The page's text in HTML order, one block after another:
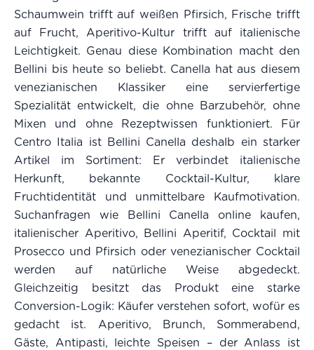
Schaumwein trifft auf weißen Pfirsich, Frische trifft
auf Frucht, Aperitivo-Kultur trifft auf italienische
Leichtigkeit. Genau diese Kombination macht den
Bellini bis heute so beliebt. Canella hat aus diesem
venezianischen Klassiker eine servierfertige
Spezialität entwickelt, die ohne Barzubehör, ohne
Mixen und ohne Rezeptwissen funktioniert. Für
Centro Italia ist Bellini Canella deshalb ein starker
Artikel im Sortiment: Er verbindet italienische
Herkunft, bekannte Cocktail-Kultur, klare
Fruchtidentität und unmittelbare Kaufmotivation.
Suchanfragen wie Bellini Canella online kaufen,
italienischer Aperitivo, Bellini Aperitif, Cocktail mit
Prosecco und Pfirsich oder venezianischer Cocktail
werden auf natürliche Weise abgedeckt.
Gleichzeitig besitzt das Produkt eine starke
Conversion-Logik: Käufer verstehen sofort, wofür es
gedacht ist. Aperitivo, Brunch, Sommerabend,
Gäste, Antipasti, leichte Speisen – der Anlass ist